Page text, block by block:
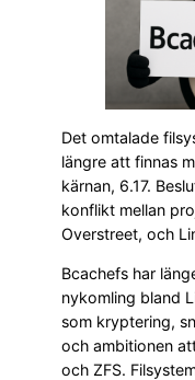
Det omtalade
längre att finnas
kärnan, 6.17.
konflikt mellan
Overstreet, och
Bcachefs har
nykomling bland
som kryptering,
och ambitionen
och ZFS.